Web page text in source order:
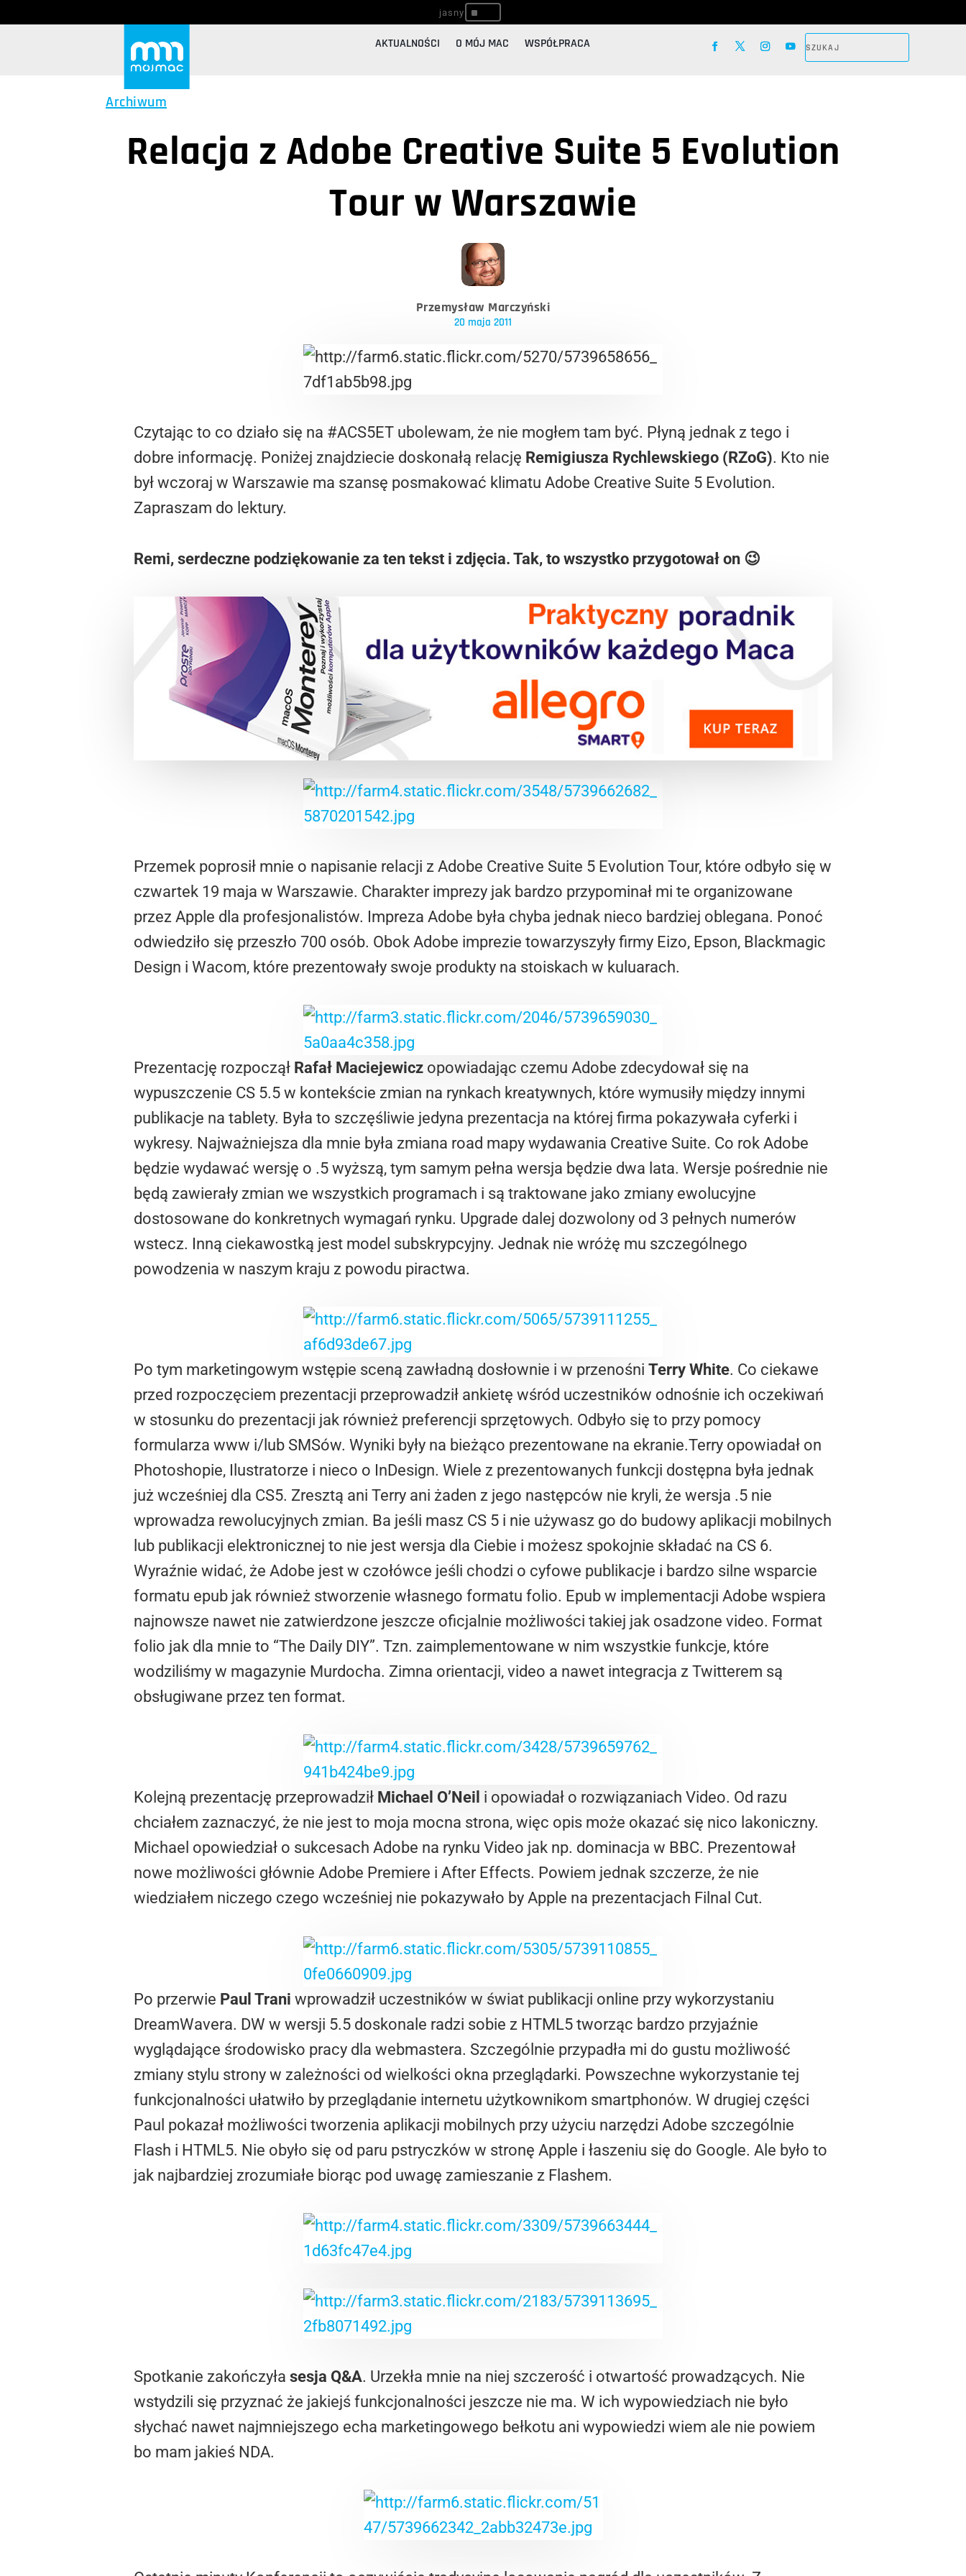
^
AKTUALNOŚCI O MÓJ MAC WSPÓŁPRACA
Archiwum
Relacja z Adobe Creative Suite 5 Evolution
Tour w Warszawie
Przemysław Marczyński
20 maja 2011
Czytając to co działo się na #ACS5ET ubolewam, że nie mogłem tam być. Płyną jednak z tego i
dobre informację. Poniżej znajdziecie doskonałą relację Remigiusza Rychlewskiego (RZoG). Kto nie
był wczoraj w Warszawie ma szansę posmakować klimatu Adobe Creative Suite 5 Evolution.
Zapraszam do lektury.
Remi, serdeczne podziękowanie za ten tekst i zdjęcia. Tak, to wszystko przygotował on 😉
Przemek poprosił mnie o napisanie relacji z Adobe Creative Suite 5 Evolution Tour, które odbyło się w
czwartek 19 maja w Warszawie. Charakter imprezy jak bardzo przypominał mi te organizowane
przez Apple dla profesjonalistów. Impreza Adobe była chyba jednak nieco bardziej oblegana. Ponoć
odwiedziło się przeszło 700 osób. Obok Adobe imprezie towarzyszyły firmy Eizo, Epson, Blackmagic
Design i Wacom, które prezentowały swoje produkty na stoiskach w kuluarach.
Prezentację rozpoczął Rafał Maciejewicz opowiadając czemu Adobe zdecydował się na
wypuszczenie CS 5.5 w kontekście zmian na rynkach kreatywnych, które wymusiły między innymi
publikacje na tablety. Była to szczęśliwie jedyna prezentacja na której firma pokazywała cyferki i
wykresy. Najważniejsza dla mnie była zmiana road mapy wydawania Creative Suite. Co rok Adobe
będzie wydawać wersję o .5 wyższą, tym samym pełna wersja będzie dwa lata. Wersje pośrednie nie
będą zawierały zmian we wszystkich programach i są traktowane jako zmiany ewolucyjne
dostosowane do konkretnych wymagań rynku. Upgrade dalej dozwolony od 3 pełnych numerów
wstecz. Inną ciekawostką jest model subskrypcyjny. Jednak nie wróżę mu szczególnego
powodzenia w naszym kraju z powodu piractwa.
Po tym marketingowym wstępie sceną zawładną dosłownie i w przenośni Terry White. Co ciekawe
przed rozpoczęciem prezentacji przeprowadził ankietę wśród uczestników odnośnie ich oczekiwań
w stosunku do prezentacji jak również preferencji sprzętowych. Odbyło się to przy pomocy
formularza www i/lub SMSów. Wyniki były na bieżąco prezentowane na ekranie.Terry opowiadał on
Photoshopie, Ilustratorze i nieco o InDesign. Wiele z prezentowanych funkcji dostępna była jednak
już wcześniej dla CS5. Zresztą ani Terry ani żaden z jego następców nie kryli, że wersja .5 nie
wprowadza rewolucyjnych zmian. Ba jeśli masz CS 5 i nie używasz go do budowy aplikacji mobilnych
lub publikacji elektronicznej to nie jest wersja dla Ciebie i możesz spokojnie składać na CS 6.
Wyraźnie widać, że Adobe jest w czołówce jeśli chodzi o cyfowe publikacje i bardzo silne wsparcie
formatu epub jak również stworzenie własnego formatu folio. Epub w implementacji Adobe wspiera
najnowsze nawet nie zatwierdzone jeszcze oficjalnie możliwości takiej jak osadzone video. Format
folio jak dla mnie to “The Daily DIY”. Tzn. zaimplementowane w nim wszystkie funkcje, które
wodziliśmy w magazynie Murdocha. Zimna orientacji, video a nawet integracja z Twitterem są
obsługiwane przez ten format.
Kolejną prezentację przeprowadził Michael O’Neil i opowiadał o rozwiązaniach Video. Od razu
chciałem zaznaczyć, że nie jest to moja mocna strona, więc opis może okazać się nico lakoniczny.
Michael opowiedział o sukcesach Adobe na rynku Video jak np. dominacja w BBC. Prezentował
nowe możliwości głównie Adobe Premiere i After Effects. Powiem jednak szczerze, że nie
wiedziałem niczego czego wcześniej nie pokazywało by Apple na prezentacjach Filnal Cut.
Po przerwie Paul Trani wprowadził uczestników w świat publikacji online przy wykorzystaniu
DreamWavera. DW w wersji 5.5 doskonale radzi sobie z HTML5 tworząc bardzo przyjaźnie
wyglądające środowisko pracy dla webmastera. Szczególnie przypadła mi do gustu możliwość
zmiany stylu strony w zależności od wielkości okna przeglądarki. Powszechne wykorzystanie tej
funkcjonalności ułatwiło by przeglądanie internetu użytkownikom smartphonów. W drugiej części
Paul pokazał możliwości tworzenia aplikacji mobilnych przy użyciu narzędzi Adobe szczególnie
Flash i HTML5. Nie obyło się od paru pstryczków w stronę Apple i łaszeniu się do Google. Ale było to
jak najbardziej zrozumiałe biorąc pod uwagę zamieszanie z Flashem.
Spotkanie zakończyła sesja Q&A. Urzekła mnie na niej szczerość i otwartość prowadzących. Nie
wstydzili się przyznać że jakiejś funkcjonalności jeszcze nie ma. W ich wypowiedziach nie było
słychać nawet najmniejszego echa marketingowego bełkotu ani wypowiedzi wiem ale nie powiem
bo mam jakieś NDA.